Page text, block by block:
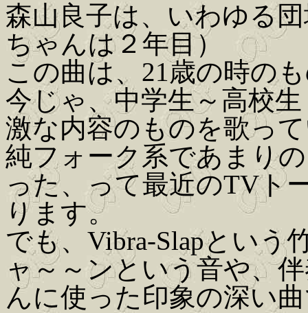
森山良子は、いわゆる
ちゃんは２年目）
この曲は、21歳の時の
今じゃ、中学生～高校
激な内容のものを歌っ
純フォーク系であまり
った、って最近のTVト
ります。
でも、Vibra-Slapという
ャ～～ンという音や、
んに使った印象の深い